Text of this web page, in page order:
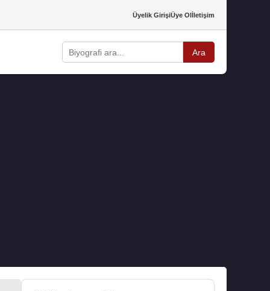
Üyelik GirişiÜye Olİletişim
Ara